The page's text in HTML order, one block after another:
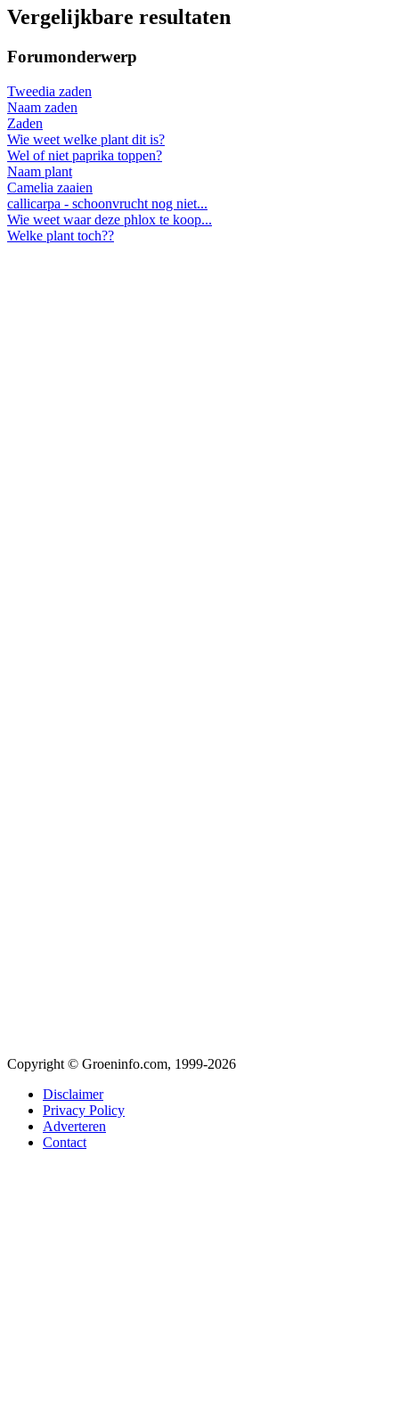
Vergelijkbare resultaten
Forumonderwerp
Tweedia zaden
Naam zaden
Zaden
Wie weet welke plant dit is?
Wel of niet paprika toppen?
Naam plant
Camelia zaaien
callicarpa - schoonvrucht nog niet...
Wie weet waar deze phlox te koop...
Welke plant toch??
Copyright © Groeninfo.com, 1999-2026
Disclaimer
Privacy Policy
Adverteren
Contact